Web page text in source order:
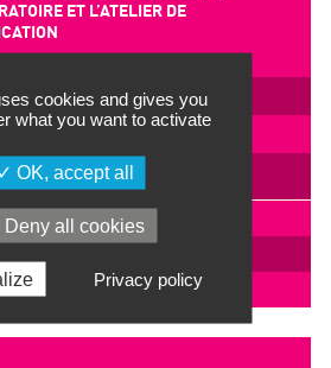
ET L’ATELIER DE
2026, Lyon
IMPRIMER
EN SAVOIR +
cookies and gives you
what you want to activate
OK, accept all
Deny all cookies
Privacy policy